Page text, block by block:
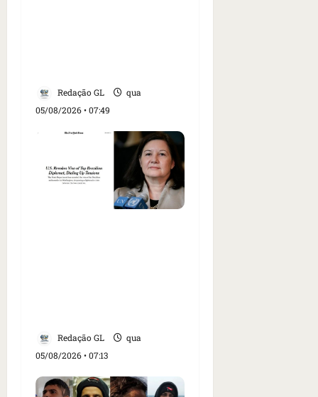
Redação GL
qua
05/08/2026 • 07:49
Redação GL
qua
05/08/2026 • 07:13